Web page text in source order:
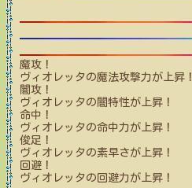
魔攻！
ヴィオレッタの魔法攻撃力が上昇！
闇攻！
ヴィオレッタの闇特性が上昇！
命中！
ヴィオレッタの命中力が上昇！
俊足！
ヴィオレッタの素早さが上昇！
回避！
ヴィオレッタの回避力が上昇！